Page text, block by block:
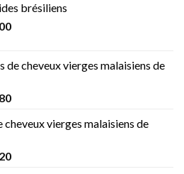
brésiliens
de cheveux vierges malaisiens de
cheveux vierges malaisiens de